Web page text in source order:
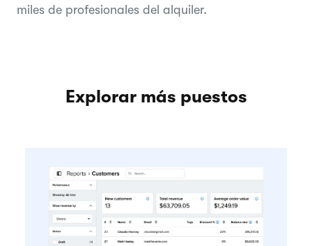
miles de profesionales del alquiler.
Explorar más puestos